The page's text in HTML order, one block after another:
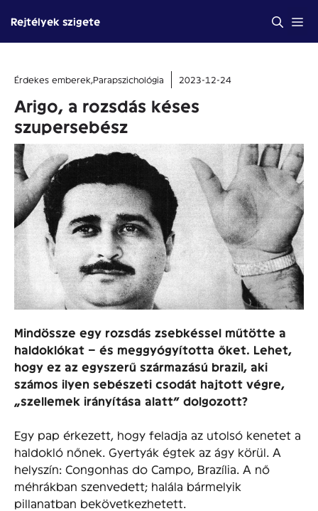
tartalomba
Rejtélyek szigete
Érdekes emberek,Parapszichológia 2023-12-24
Arigo, a rozsdás késes
szupersebész
Mindössze egy rozsdás zsebkéssel műtötte a
haldoklókat – és meggyógyította őket. Lehet,
hogy ez az egyszerű származású brazil, aki
számos ilyen sebészeti csodát hajtott végre,
„szellemek irányítása alatt” dolgozott?
Egy pap érkezett, hogy feladja az utolsó kenetet a
haldokló nőnek. Gyertyák égtek az ágy körül. A
helyszín: Congonhas do Campo, Brazília. A nő
méhrákban szenvedett; halála bármelyik
pillanatban bekövetkezhetett.